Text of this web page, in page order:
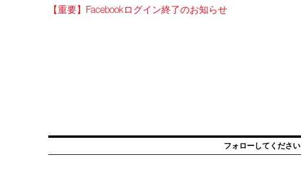
【重要】Facebookログイン終了のお知らせ
フォローしてください